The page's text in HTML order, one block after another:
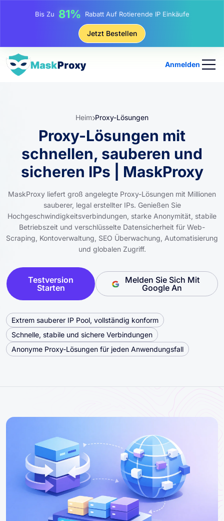
Bis Zu17%Bonusrabatt Auf Aufladungen
25%Rabatt Auf Statische IP-Käufe
Jetzt Bestellen
Anmelden
Heim Proxy-Lösungen
Proxy-Lösungen mit
schnellen, sauberen und
sicheren IPs | MaskProxy
MaskProxy liefert groß angelegte Proxy-Lösungen mit Millionen
sauberer, legal erstellter IPs. Genießen Sie
Hochgeschwindigkeitsverbindungen, starke Anonymität, stabile
Betriebszeit und verschlüsselte Datensicherheit für Web-
Scraping, Kontoverwaltung, SEO Überwachung, Automatisierung
und globalen Zugriff.
Testversion
Starten
Melden Sie Sich Mit
Google An
Extrem sauberer IP Pool, vollständig konform
Schnelle, stabile und sichere Verbindungen
Anonyme Proxy-Lösungen für jeden Anwendungsfall